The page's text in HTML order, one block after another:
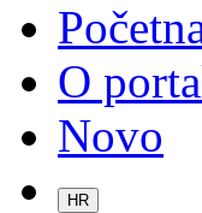
O
Novo
HR